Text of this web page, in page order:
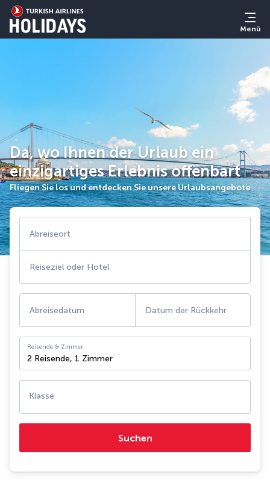
Menü
Da, wo Ihnen der Urlaub ein
einzigartiges Erlebnis offenbart
Fliegen Sie los und entdecken Sie unsere Urlaubsangebote
Abreiseort
Reiseziel oder Hotel
Abreisedatum Datum der Rückkehr
Reisende & Zimmer
2 Reisende, 1 Zimmer
Klasse
Suchen